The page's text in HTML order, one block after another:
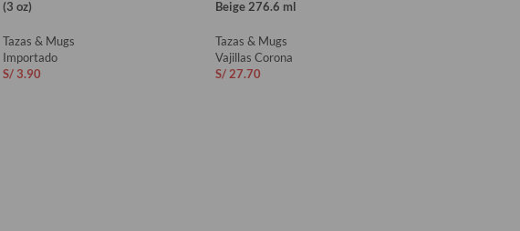
(3 oz)
Tazas & Mugs
Importado
S/ 3.90
Beige 276.6 ml
Tazas & Mugs
Vajillas Corona
S/27.70